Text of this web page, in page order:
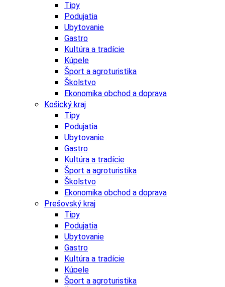
Tipy
Podujatia
Ubytovanie
Gastro
Kultúra a tradície
Kúpele
Šport a agroturistika
Školstvo
Ekonomika obchod a doprava
Košický kraj
Tipy
Podujatia
Ubytovanie
Gastro
Kultúra a tradície
Šport a agroturistika
Školstvo
Ekonomika obchod a doprava
Prešovský kraj
Tipy
Podujatia
Ubytovanie
Gastro
Kultúra a tradície
Kúpele
Šport a agroturistika